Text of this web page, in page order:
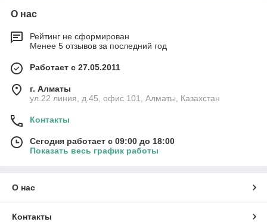
О нас
Рейтинг не сформирован
Менее 5 отзывов за последний год
Работает с 27.05.2011
г. Алматы
ул.22 линия, д.45, офис 101, Алматы, Казахстан
Контакты
Сегодня работает с 09:00 до 18:00
Показать весь график работы
О нас
Контакты